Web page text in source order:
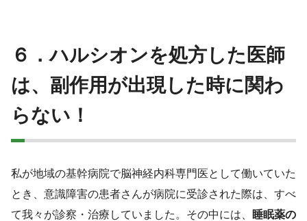
６．ハルシオンを処方した医師
は、副作用が出現した時に関わ
らない！
私が地域の基幹病院で脳神経内科専門医として働いていた
とき、意識障害の患者さんが病院に受診された際は、すべ
て我々が診察・治療していました。その中には、
睡眠薬の